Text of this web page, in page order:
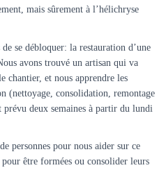
mais sûrement à l’hélichryse
se débloquer: la restauration d’une
avons trouvé un artisan qui va
chantier, et nous apprendre les
(nettoyage, consolidation, remontage
deux semaines à partir du lundi
personnes pour nous aider sur ce
être formées ou consolider leurs